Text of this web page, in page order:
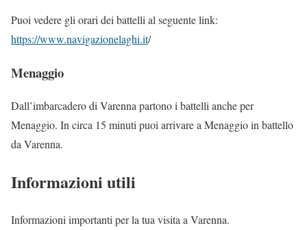
Puoi vedere gli orari dei battelli al seguente link:
https://www.navigazionelaghi.it/
Menaggio
Dall’imbarcadero di Varenna partono i battelli anche per
Menaggio. In circa 15 minuti puoi arrivare a Menaggio in battello
da Varenna.
Informazioni utili
Informazioni importanti per la tua visita a Varenna.